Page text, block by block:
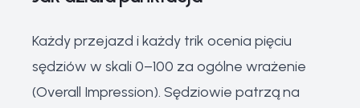
Każdy przejazd i każdy trik ocenia pięciu
sędziów w skali 0–100 za ogólne wrażenie
(Overall Impression). Sędziowie patrzą na